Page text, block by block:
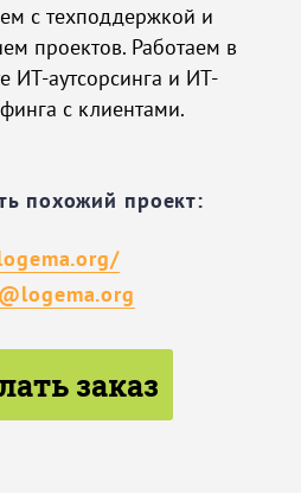
с техподдержкой и
проектов. Работаем в
ИТ-аутсорсинга и ИТ-
с клиентами.
похожий проект:
заказ